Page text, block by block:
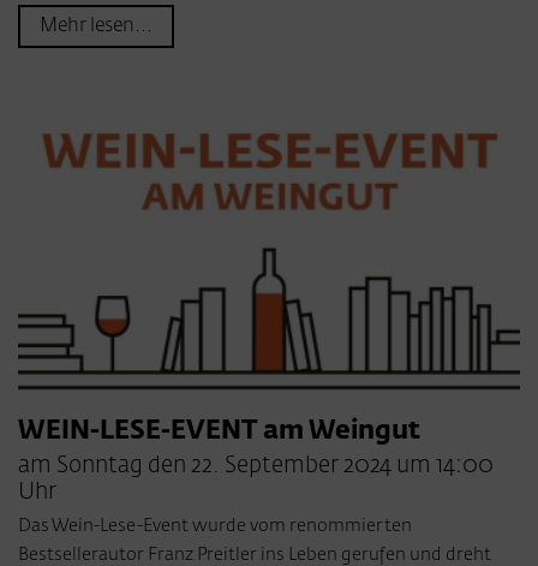
Mehr lesen...
WEIN-LESE-EVENT am Weingut
am Sonntag den 22. September 2024 um 14:00
Uhr
Das Wein-Lese-Event wurde vom renommierten
Bestsellerautor Franz Preitler ins Leben gerufen und dreht